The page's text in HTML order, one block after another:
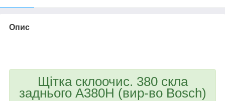
Опис
Щітка склоочис. 380 скла
заднього A380H (вир-во Bosch)